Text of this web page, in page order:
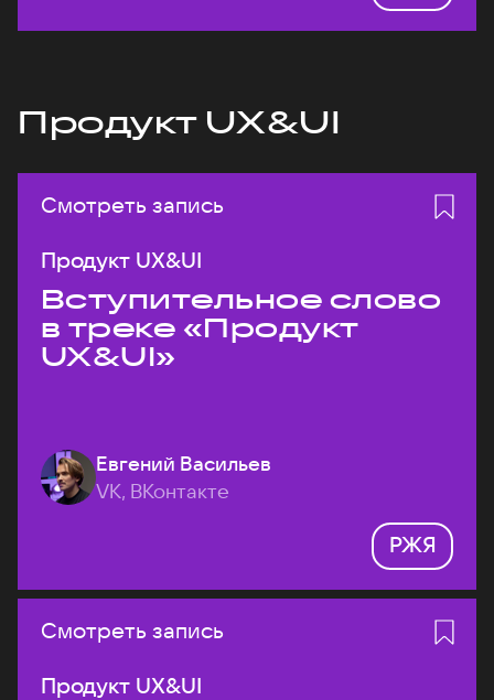
Продукт UX&UI
Смотреть запись
Продукт UX&UI
Вступительное слово
в треке «Продукт
UX&UI»
Евгений Васильев
VK, ВКонтакте
РЖЯ
Смотреть запись
Продукт UX&UI